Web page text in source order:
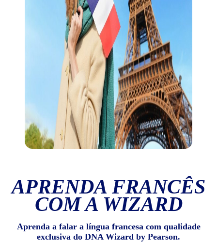
APRENDA FRANCÊS
COM A WIZARD
Aprenda a falar a língua francesa com qualidade
exclusiva do DNA Wizard by Pearson.